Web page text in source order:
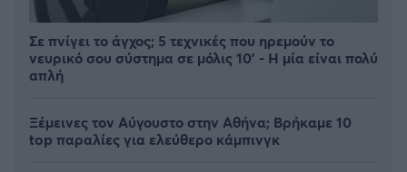
Σε πνίγει το άγχος; 5 τεχνικές που ηρεμούν το
νευρικό σου σύστημα σε μόλις 10' - Η μία είναι πολύ
απλή
Ξέμεινες τον Αύγουστο στην Αθήνα; Βρήκαμε 10
top παραλίες για ελεύθερο κάμπινγκ